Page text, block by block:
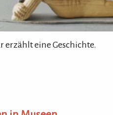
erzählt eine Geschichte.